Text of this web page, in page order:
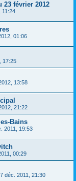
23 février 2012
11:24
01:06
17:25
13:58
21:22
Bains
2011, 19:53
00:29
déc. 2011, 21:30